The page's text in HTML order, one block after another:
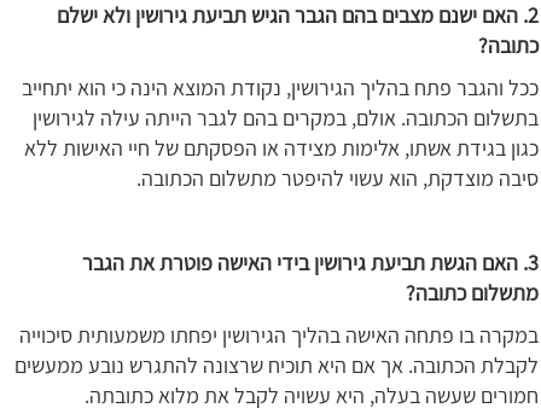
2. האם ישנם מצבים בהם הגבר הגיש תביעת גירושין ולא ישלם
כתובה?
ככל והגבר פתח בהליך הגירושין, נקודת המוצא הינה כי הוא יתחייב
בתשלום הכתובה. אולם, במקרים בהם לגבר הייתה עילה לגירושין
כגון בגידת אשתו, אלימות מצידה או הפסקתם של חיי האישות ללא
סיבה מוצדקת, הוא עשוי להיפטר מתשלום הכתובה.
3. האם הגשת תביעת גירושין בידי האישה פוטרת את הגבר
מתשלום כתובה?
במקרה בו פתחה האישה בהליך הגירושין יפחתו משמעותית סיכוייה
לקבלת הכתובה. אך אם היא תוכיח שרצונה להתגרש נובע ממעשים
חמורים שעשה בעלה, היא עשויה לקבל את מלוא כתובתה.